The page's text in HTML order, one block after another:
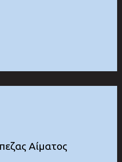
Αίματος